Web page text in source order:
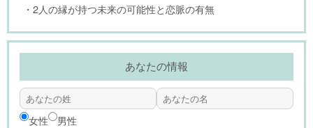
・2人の縁が持つ未来の可能性と恋脈の有無
あなたの情報
女性 男性